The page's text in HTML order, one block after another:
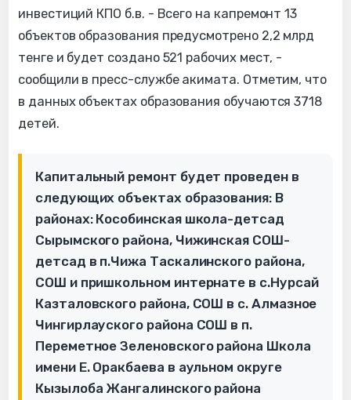
инвестиций КПО б.в. - Всего на капремонт 13
объектов образования предусмотрено 2,2 млрд
тенге и будет создано 521 рабочих мест, -
сообщили в пресс-службе акимата. Отметим, что
в данных объектах образования обучаются 3718
детей.
Капитальный ремонт будет проведен в
следующих объектах образования: В
районах: Кособинская школа-детсад
Сырымского района, Чижинская СОШ-
детсад в п.Чижа Таскалинского района,
СОШ и пришкольном интернате в с.Нурсай
Казталовского района, СОШ в с. Алмазное
Чингирлауского района СОШ в п.
Переметное Зеленовского района Школа
имени Е. Оракбаева в аульном округе
Кызылоба Жангалинского района